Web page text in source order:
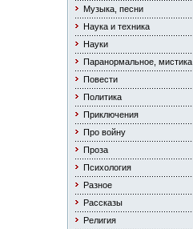
Музыка, песни
Наука и техника
Науки
Паранормальное, мистика
Повести
Политика
Приключения
Про войну
Проза
Психология
Разное
Рассказы
Религия